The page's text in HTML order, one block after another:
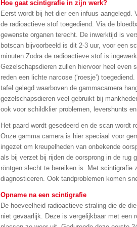
Hoe gaat scintigrafie in zijn werk?
Eerst wordt bij het dier een infuus
de radioactieve stof toegediend. Via de
gewenste organen terecht. De inwerktijd is
botscan bijvoorbeeld is dit 2-3 uur, voor een
minuten.Zodra de radioactieve stof is
Gezelschapsdieren zullen hiervoor heel even
reden een lichte narcose (‘roesje’)
tafel gelegd waarboven de gammacamera
gezelschapsdieren veel gebruikt bij
ook voor schildklier problemen, levershunts
Het paard wordt gesedeerd en de scan wordt
Onze gamma camera is hier speciaal voor
ingezet om kreupelheden van onbekende
als bij verzet bij rijden de oorsprong in de rug
röntgen slecht te bereiken is. Met scintigrafie
diagnosticeren. Ook tandproblemen komen
Opname na een scintigrafie
De hoeveelheid radioactieve straling die de
niet gevaarlijk. Deze is vergelijkbaar met een